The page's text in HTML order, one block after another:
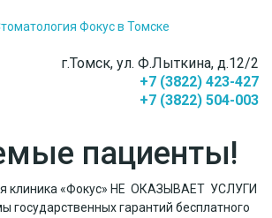
г.Томск, ул. Ф.Лыткина, д.12/2
+7 (3822) 423-427
+7 (3822) 504-003
пациенты!
клиника «Фокус» НЕ ОКАЗЫВАЕТ УСЛУГИ
государственных гарантий бесплатного